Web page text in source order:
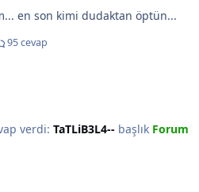
hiç alkol kullanmadım... en son kimi dudaktan öptün...
95 cevap
verdi: TaTLiB3L4--başlık Forum